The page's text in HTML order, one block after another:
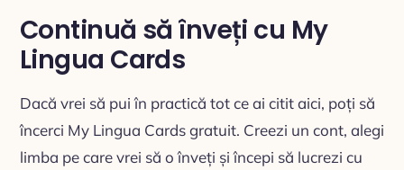
Continuă să înveți cu My
Lingua Cards
Dacă vrei să pui în practică tot ce ai citit aici, poți să
încerci My Lingua Cards gratuit. Creezi un cont, alegi
limba pe care vrei să o înveți și începi să lucrezi cu